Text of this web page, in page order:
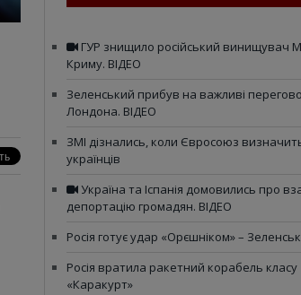
ГУР знищило російський винищувач
Криму. ВІДЕО
Зеленський прибув на важливі
Лондона. ВІДЕО
ЗМІ дізнались, коли Євросоюз
українців
Україна та Іспанія домовились про
депортацію громадян. ВІДЕО
Росія готує удар «Орєшніком» –
Росія вратила ракетний корабель класу
«Каракурт»